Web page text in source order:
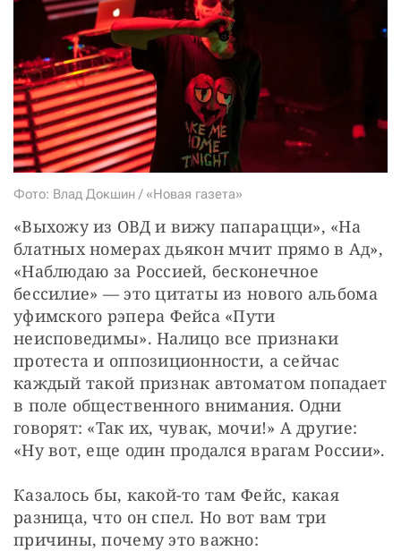
Фото: Влад Докшин / «Новая газета»
«Выхожу из ОВД и вижу папарацци», «На
блатных номерах дьякон мчит прямо в Ад»,
«Наблюдаю за Россией, бесконечное
бессилие» — это цитаты из нового альбома
уфимского рэпера Фейса «Пути
неисповедимы». Налицо все признаки
протеста и оппозиционности, а сейчас
каждый такой признак автоматом попадает
в поле общественного внимания. Одни
говорят: «Так их, чувак, мочи!» А другие:
«Ну вот, еще один продался врагам России».
Казалось бы, какой-то там Фейс, какая
разница, что он спел. Но вот вам три
причины, почему это важно:
СТАТЬ СОУЧАСТНИКОМ
ПОДЕЛИТЬСЯ С ДРУЗЬЯМИ
Если у вас есть вопросы, пишите
звоните:
+7 (929) 612-03-68